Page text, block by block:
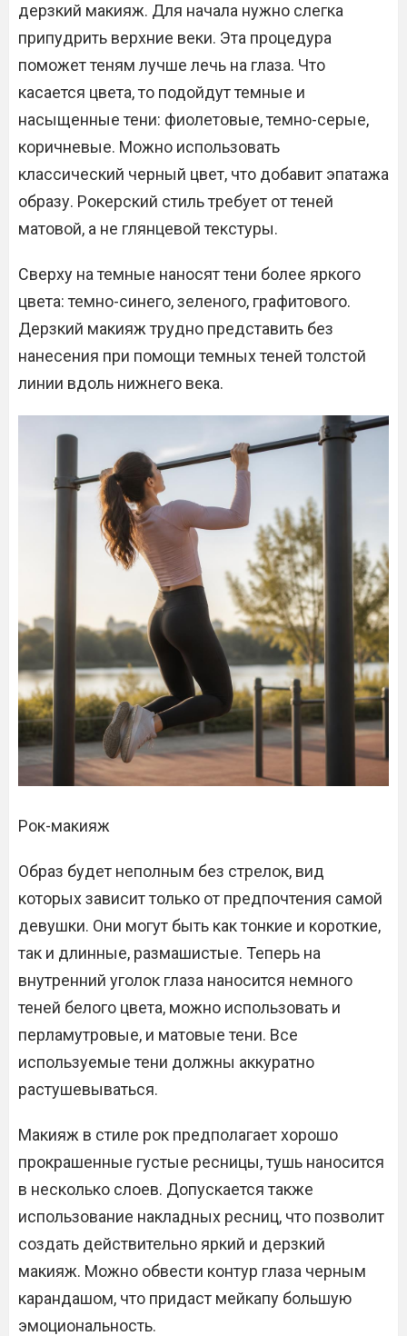
дерзкий макияж. Для начала нужно слегка
припудрить верхние веки. Эта процедура
поможет теням лучше лечь на глаза. Что
касается цвета, то подойдут темные и
насыщенные тени: фиолетовые, темно-серые,
коричневые. Можно использовать
классический черный цвет, что добавит эпатажа
образу. Рокерский стиль требует от теней
матовой, а не глянцевой текстуры.
Сверху на темные наносят тени более яркого
цвета: темно-синего, зеленого, графитового.
Дерзкий макияж трудно представить без
нанесения при помощи темных теней толстой
линии вдоль нижнего века.
Рок-макияж
Образ будет неполным без стрелок, вид
которых зависит только от предпочтения самой
девушки. Они могут быть как тонкие и короткие,
так и длинные, размашистые. Теперь на
внутренний уголок глаза наносится немного
теней белого цвета, можно использовать и
перламутровые, и матовые тени. Все
используемые тени должны аккуратно
растушевываться.
Макияж в стиле рок предполагает хорошо
прокрашенные густые ресницы, тушь наносится
в несколько слоев. Допускается также
использование накладных ресниц, что позволит
создать действительно яркий и дерзкий
макияж. Можно обвести контур глаза черным
карандашом, что придаст мейкапу большую
эмоциональность.